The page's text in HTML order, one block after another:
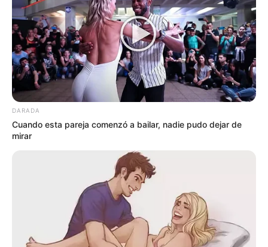
DARADA
Cuando esta pareja comenzó a bailar, nadie pudo dejar de
mirar